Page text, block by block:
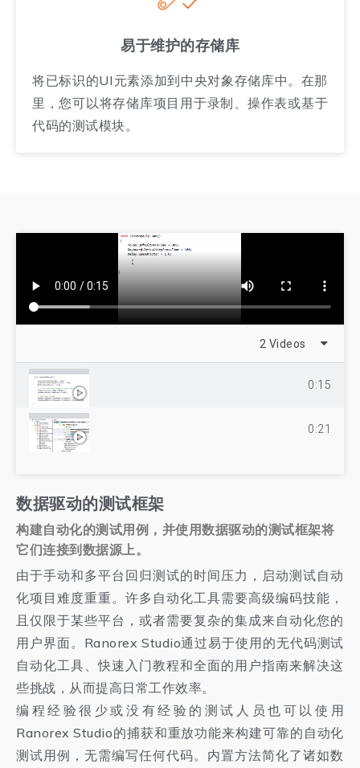
易于维护的存储库
将已标识的UI元素添加到中央对象存储库中。在那
里，您可以将存储库项目用于录制、操作表或基于
代码的测试模块。
2 Videos
0:15
0:21
数据驱动的测试框架
构建自动化的测试用例，并使用数据驱动的测试框架将
它们连接到数据源上。
由于手动和多平台回归测试的时间压力，启动测试自动
化项目难度重重。许多自动化工具需要高级编码技能，
且仅限于某些平台，或者需要复杂的集成来自动化您的
用户界面。Ranorex Studio通过易于使用的无代码测试
自动化工具、快速入门教程和全面的用户指南来解决这
些挑战，从而提高日常工作效率。
编程经验很少或没有经验的测试人员也可以使用
Ranorex Studio的捕获和重放功能来构建可靠的自动化
测试用例，无需编写任何代码。内置方法简化了诸如数